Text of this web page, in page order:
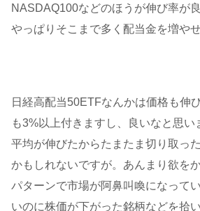
NASDAQ100などのほうが伸び率が
やっぱりそこまで多く配当金を増やせ
日経高配当50ETFなんかは価格も伸
も3%以上付きますし、良いなと思い
平均が伸びたからたまたま切り取っ
かもしれないですが。あんまり欲を
パターンで市場が阿鼻叫喚になって
いのに株価が下がった銘柄などを拾